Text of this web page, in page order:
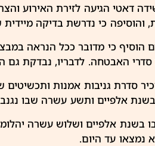
דאטי הגיעה לזירת האירוע
והוסיפה כי נדרשת בדיקה
הוסיף כי מדובר ככל הנראה
האבטחה. לדבריו, נבדקת גם
סדרת גניבות אמנות ותכשיטים
אלפיים ותשע עשרה שבו נגנבו
בשנת אלפיים ושלוש עשרה
נמצאו עד היום.